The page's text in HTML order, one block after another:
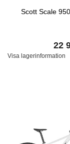
Scott Scale
22
Visa lagerinformation